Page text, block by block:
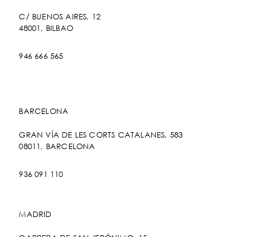
C/ BUENOS AIRES, 12
48001, BILBAO
946 666 565
BARCELONA
GRAN VÍA DE LES CORTS CATALANES, 583
08011, BARCELONA
936 091 110
MADRID